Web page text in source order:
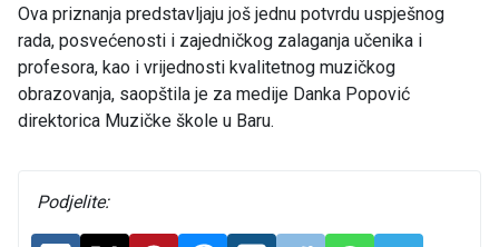
Ova priznanja predstavljaju još jednu potvrdu uspješnog
rada, posvećenosti i zajedničkog zalaganja učenika i
profesora, kao i vrijednosti kvalitetnog muzičkog
obrazovanja, saopštila je za medije Danka Popović
direktorica Muzičke škole u Baru.
Podjelite: